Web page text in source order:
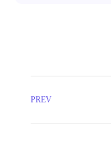
PREV